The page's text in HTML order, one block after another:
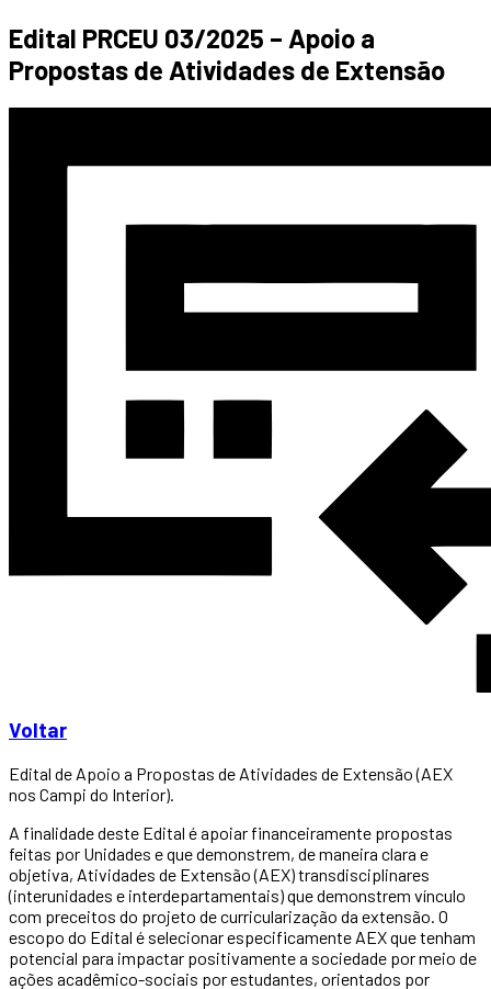
Edital PRCEU 03/2025 – Apoio a
Propostas de Atividades de Extensão
Voltar
Edital de Apoio a Propostas de Atividades de Extensão (AEX
nos Campi do Interior).
A finalidade deste Edital é apoiar financeiramente propostas
feitas por Unidades e que demonstrem, de maneira clara e
objetiva, Atividades de Extensão (AEX) transdisciplinares
(interunidades e interdepartamentais) que demonstrem vínculo
com preceitos do projeto de curricularização da extensão. O
escopo do Edital é selecionar especificamente AEX que tenham
potencial para impactar positivamente a sociedade por meio de
ações acadêmico-sociais por estudantes, orientados por